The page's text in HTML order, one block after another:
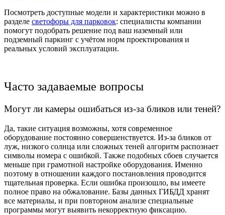
Посмотреть доступные модели и характеристики можно в
разделе светофоры для парковок: специалисты компании
помогут подобрать решение под ваш наземный или
подземный паркинг с учётом норм проектирования и
реальных условий эксплуатации.
Часто задаваемые вопросы
Могут ли камеры ошибаться из-за бликов или теней?
Да, такие ситуация возможны, хотя современное
оборудование постоянно совершенствуется. Из-за бликов от
луж, низкого солнца или сложных теней алгоритм распознает
символы номера с ошибкой. Также подобных сбоев случается
меньше при грамотной настройке оборудования. Именно
поэтому в отношении каждого постановления проводится
тщательная проверка. Если ошибка произошло, вы имеете
полное право на обжалование. Базы данных ГИБДД хранят
все материалы, и при повторном анализе специальные
программы могут выявить некорректную фиксацию.